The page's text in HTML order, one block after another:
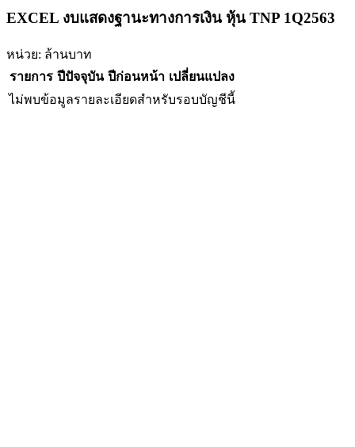
EXCEL งบแสดงฐานะทางการเงิน หุ้น TNP 1Q2563
หน่วย: ล้านบาท
รายการ ปีปัจจุบัน ปีก่อนหน้า เปลี่ยนแปลง
ไม่พบข้อมูลรายละเอียดสำหรับรอบบัญชีนี้